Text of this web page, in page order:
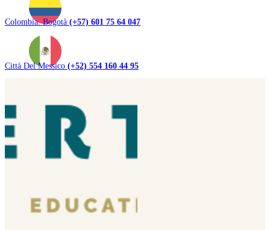
Colombia. Bogotà (+57) 601 75 64 047
Città Del Messico (+52) 554 160 44 95